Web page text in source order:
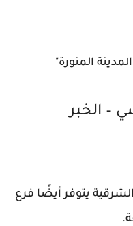
المنورة"
– الخبر
يتوفر أيضًا فرع